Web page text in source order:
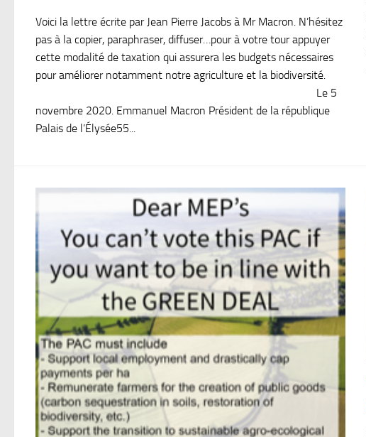
Voici la lettre écrite par Jean Pierre Jacobs à Mr Macron. N’hésitez
pas à la copier, paraphraser, diffuser…pour à votre tour appuyer
cette modalité de taxation qui assurera les budgets nécessaires
pour améliorer notamment notre agriculture et la biodiversité.
Le 5
novembre 2020. Emmanuel Macron Président de la république
Palais de l’Élysée55...